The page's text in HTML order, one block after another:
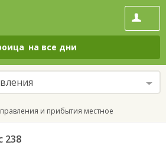
на все дни
и прибытия местное
238